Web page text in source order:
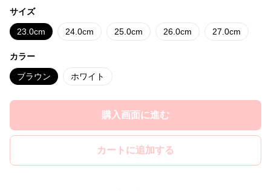
サイズ
23.0cm 24.0cm 25.0cm 26.0cm 27.0cm
カラー
ブラウン ホワイト
購入画面に進む
カートに追加する